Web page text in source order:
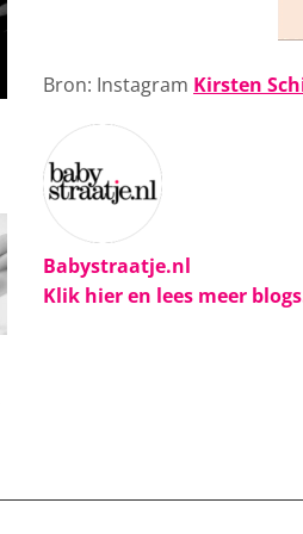
Bron: Instagram Kirsten
Babystraatje.nl
Klik hier en lees meer